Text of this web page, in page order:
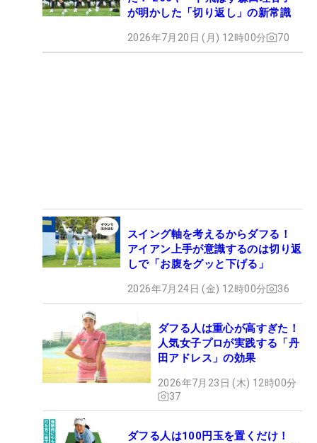
が明かした「切り返し」の新常識
2026年7月20日 (月) 12時00分 70
スイング軸を考えるからダフる！
アイアン上手が意識するのは切り返
しで「お腹をグッと下げる」
2026年7月24日 (金) 12時00分 36
ダフる人は重心が高すぎた！
人気女子プロが実践する「丹
田アドレス」の効果
2026年7月23日 (木) 12時00分
37
ダフる人は100円玉を置くだけ！